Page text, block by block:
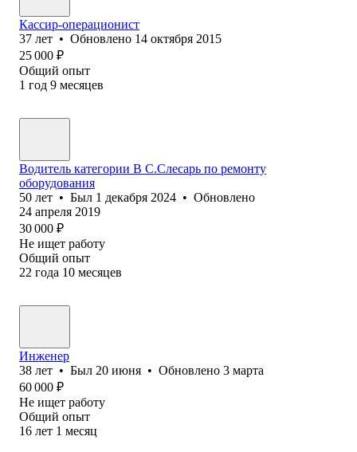
Кассир-операционист
37 лет • Обновлено 14 октября 2015
25 000 ₽
Общий опыт
1 год 9 месяцев
Водитель категории В С.Слесарь по ремонту
оборудования
50 лет • Был 1 декабря 2024 • Обновлено
24 апреля 2019
30 000 ₽
Не ищет работу
Общий опыт
22 года 10 месяцев
Инженер
38 лет • Был 20 июня • Обновлено 3 марта
60 000 ₽
Не ищет работу
Общий опыт
16 лет 1 месяц